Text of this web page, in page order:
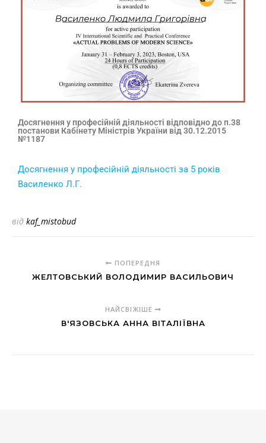
Досягнення у професійній діяльності відповідно до п.38
постанови Кабінету Міністрів України від 30.12.2015
№1187
Досягнення у професiйнiй діяльності за 5 років
Василенко Л.Г.
від kaf_mistobud
ПОПЕРЕДНЯ
ЖЕЛТОВСЬКИЙ ВОЛОДИМИР ВАСИЛЬОВИЧ
НАЙСВІЖІШЕ
В'ЯЗОВСЬКА АННА ВІТАЛІЇВНА